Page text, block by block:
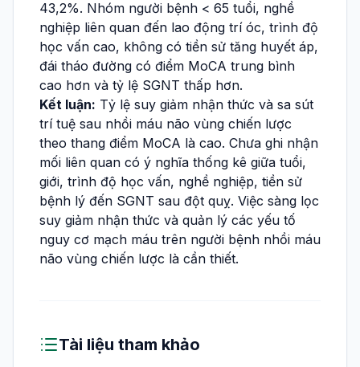
43,2%. Nhóm người bệnh < 65 tuổi, nghề
nghiệp liên quan đến lao động trí óc, trình độ
học vấn cao, không có tiền sử tăng huyết áp,
đái tháo đường có điểm MoCA trung bình
cao hơn và tỷ lệ SGNT thấp hơn.
Kết luận: Tỷ lệ suy giảm nhận thức và sa sút
trí tuệ sau nhồi máu não vùng chiến lược
theo thang điểm MoCA là cao. Chưa ghi nhận
mối liên quan có ý nghĩa thống kê giữa tuổi,
giới, trình độ học vấn, nghề nghiệp, tiền sử
bệnh lý đến SGNT sau đột quỵ. Việc sàng lọc
suy giảm nhận thức và quản lý các yếu tố
nguy cơ mạch máu trên người bệnh nhồi máu
não vùng chiến lược là cần thiết.
Tài liệu tham khảo